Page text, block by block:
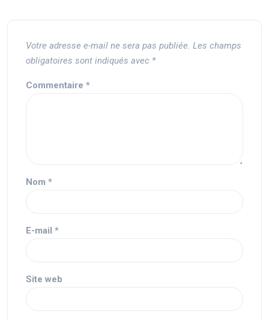
Votre adresse e-mail ne sera pas publiée. Les champs
obligatoires sont indiqués avec *
Commentaire *
Nom *
E-mail *
Site web